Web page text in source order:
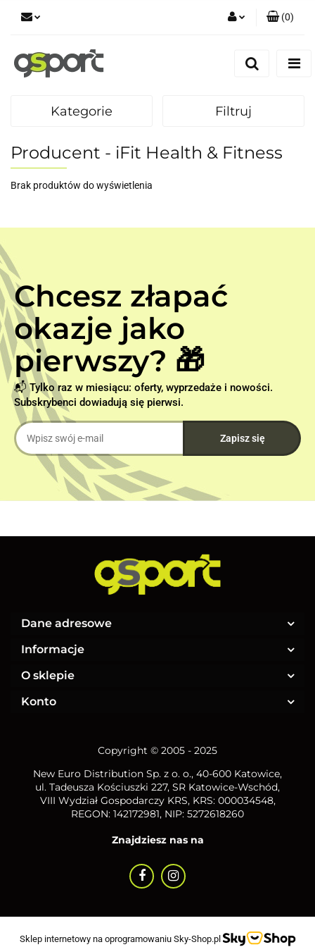
Zgody cookies
(0)
Kategorie Filtruj
Producent - iFit Health & Fitness
Brak produktów do wyświetlenia
Chcesz złapać
okazje jako
pierwszy? 🎁
📬 Tylko raz w miesiącu: oferty, wyprzedaże i nowości.
Subskrybenci dowiadują się pierwsi.
Dane adresowe
Informacje
O sklepie
Konto
Copyright © 2005 - 2025
New Euro Distribution Sp. z o. o., 40-600 Katowice,
ul. Tadeusza Kościuszki 227, SR Katowice-Wschód,
VIII Wydział Gospodarczy KRS, KRS: 000034548,
REGON: 142172981, NIP: 5272618260
Znajdziesz nas na
Sklep internetowy na oprogramowaniu Sky-Shop.pl